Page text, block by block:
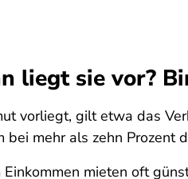
liegt sie vor?
vorliegt, gilt etwa das
mehr als zehn
mieten oft